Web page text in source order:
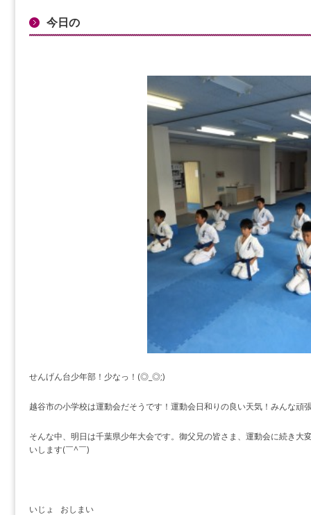
今日の
せんげん台少年部！少なっ！(◎_◎;)
越谷市の小学校は運動会だそうです！運動会日和りの良い天気！みんな頑
そんな中、明日は千葉県少年大会です。御父兄の皆さま、運動会に続き大
いします(￣^￣)ゞ
いじょ おしまい